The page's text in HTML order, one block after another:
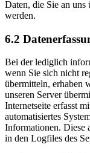
Daten, die Sie an
werden.
6.2
Bei der lediglich
wenn Sie sich nicht
übermitteln, erhaben
unseren Server
Internetseite erfasst
automatisiertes
Informationen. Diese
in den Logfiles des